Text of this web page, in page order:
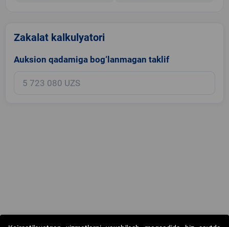
Zakalat kalkulyatori
Auksion qadamiga bog‘lanmagan taklif